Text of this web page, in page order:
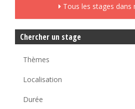
Tous les stages dans
Chercher un stage